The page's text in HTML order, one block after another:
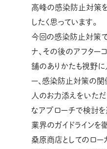
高峰の感染防止対策を
したく思っています。
今回の感染防止対策
ナ、その後のアフター
舗のありかたも視野に
ー、感染防止対策の関
人のお力添えをいただ
なアプローチで検討を
業界のガイドラインを
桑原商店としてのロー